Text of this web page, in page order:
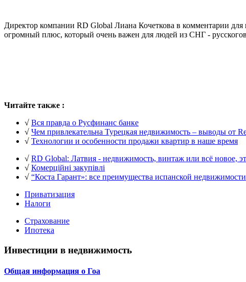
Директор компании RD Global Лиана Кочеткова в комментарии для
огромный плюс, который очень важен для людей из СНГ -
Читайте также :
√ Вся правда о Русфинанс банке
√ Чем привлекательна Турецкая недвижимость – выводы от
√ Технологии и особенности продажи квартир в наше время
√ RD Global: Латвия - недвижимость, винтаж или всё новое,
√ Комерційні закупівлі
√ “Коста Гарант»: все преимущества испанской недвижимости
Приватизация
Налоги
Страхование
Ипотека
Инвестиции в недвижимость
Общая информация о Гоа